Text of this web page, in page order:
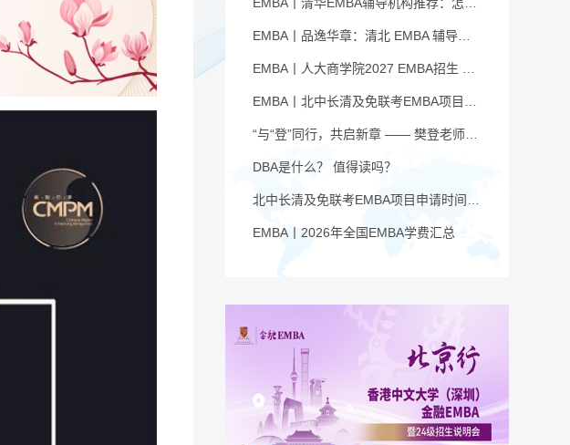
EMBA丨品逸华章：清北 EMBA 辅导的学院派实力全景
“与“登”同行，共启新章 —— 樊登老师与品逸华章团队新年聚会
DBA是什么？ 值得读吗？
EMBA丨2026年全国EMBA学费汇总